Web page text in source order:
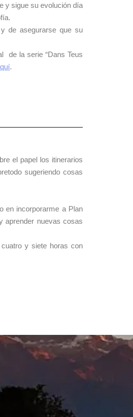
y sigue su evolución día
de asegurarse que su
de la serie “Dans Teus
.
el papel los itinerarios
sugeriendo cosas
en incorporarme a Plan
aprender nuevas cosas
y siete horas con